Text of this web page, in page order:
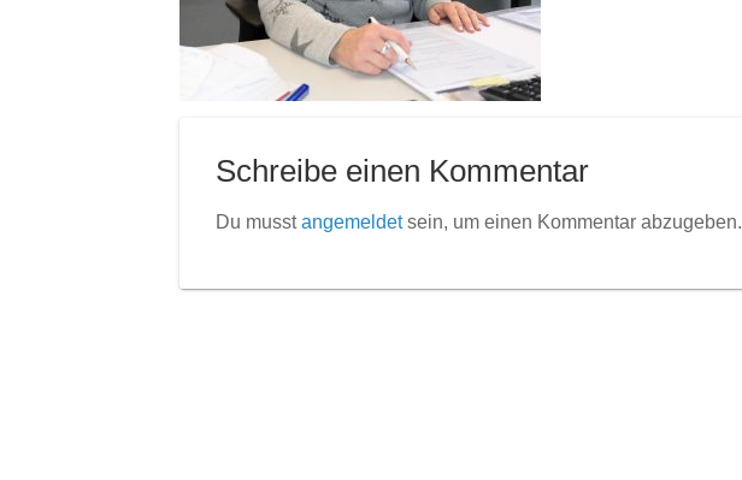
Schreibe einen Kommentar
Du musstangemeldetsein, um einen Kommentar abzugeben.